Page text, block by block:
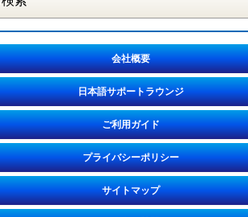
会社概要
日本語サポートラウンジ
ご利用ガイド
プライバシーポリシー
サイトマップ